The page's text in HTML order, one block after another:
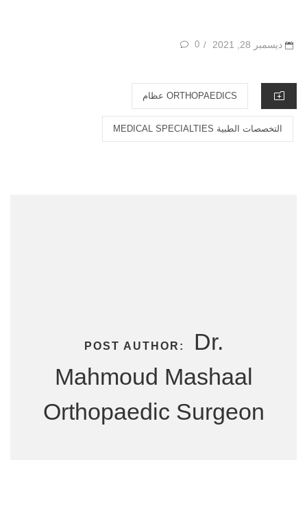
POSTED
ديسمبر 28, 2021 /
0
CATEGORIES
ORTHOPAEDICS عظام‏
التخصصات الطبية MEDICAL SPECIALTIES
POST AUTHOR:
Dr.
Mahmoud Mashaal
Orthopaedic Surgeon